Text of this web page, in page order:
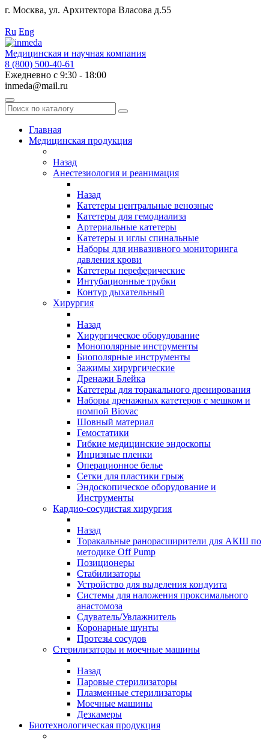
г. Москва, ул. Архитектора Власова д.55
Ru Eng
Медицинская и научная компания
8 (800) 500-40-61
Ежедневно с 9:30 - 18:00
inmeda@mail.ru
Поиск
по
каталогуГлавная
Медицинская продукция
Назад
Анестезиология и реанимация
Назад
Катетеры центральные венозные
Катетеры для гемодиализа
Артериальные катетеры
Катетеры и иглы спинальные
Наборы для инвазивного мониторинга
давления крови
Катетеры переферические
Интубационные трубки
Контур дыхательный
Хирургия
Назад
Хирургическое оборудование
Монополярные инструменты
Биополярные инструменты
Зажимы хирургические
Дренажи Блейка
Катетеры для торакального дренирования
Наборы дренажных катетеров с мешком и
помпой Biovac
Шовный материал
Гемостатики
Гибкие медицинские эндоскопы
Инцизные пленки
Операционное белье
Сетки для пластики грыж
Эндоскопическое оборудование и
Инструменты
Кардио-сосудистая хирургия
Назад
Торакальные ранорасширители для АКШ по
методике Off Pump
Позиционеры
Стабилизаторы
Устройство для выделения кондуита
Системы для наложения проксимального
анастомоза
Сдуватель/Увлажнитель
Коронарные шунты
Протезы сосудов
Стерилизаторы и моечные машины
Назад
Паровые стерилизаторы
Плазменные стерилизаторы
Моечные машины
Дезкамеры
Биотехнологическая продукция